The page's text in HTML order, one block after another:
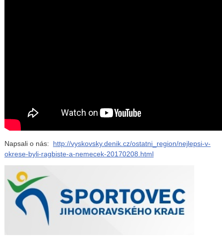
Napsali o nás: http://vyskovsky.denik.cz/ostatni_region/nejlepsi-v-
okrese-byli-ragbiste-a-nemecek-20170208.html